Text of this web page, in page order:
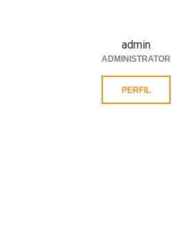
admin
ADMINISTRATOR
PERFIL